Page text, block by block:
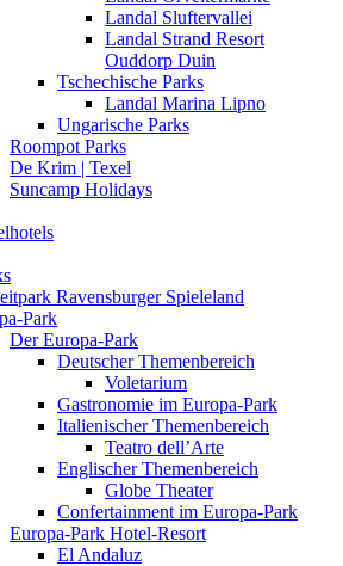
Landal Sluftervallei
Landal Strand Resort
Ouddorp Duin
Tschechische Parks
Landal Marina Lipno
Ungarische Parks
Roompot Parks
De Krim | Texel
Suncamp Holidays
Ravensburger Spieleland
Park
Der Europa-Park
Deutscher Themenbereich
Voletarium
Gastronomie im Europa-Park
Italienischer Themenbereich
Teatro dell’Arte
Englischer Themenbereich
Globe Theater
Confertainment im Europa-Park
Europa-Park Hotel-Resort
El Andaluz